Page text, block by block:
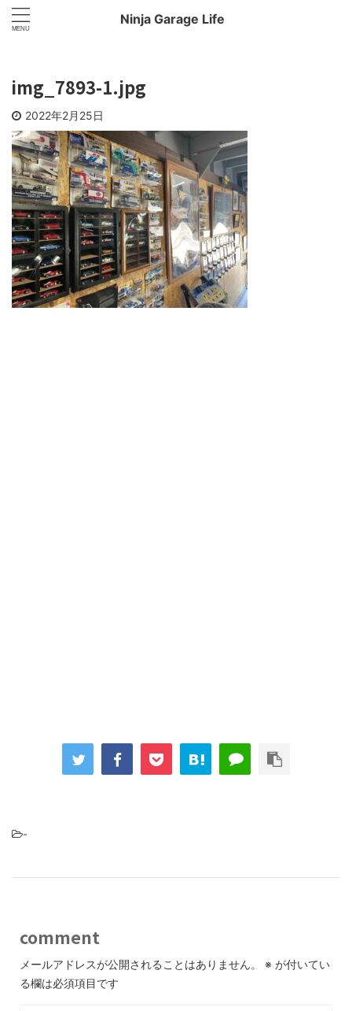
Ninja Garage Life
img_7893-1.jpg
2022年2月25日
-
comment
メールアドレスが公開されることはありません。 ※ が付いてい
る欄は必須項目です